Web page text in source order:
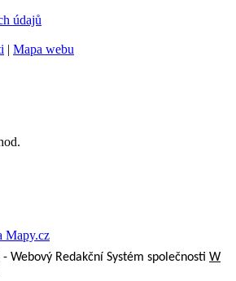
údajů
| Mapa webu
- Webový Redakční Systém společnosti W